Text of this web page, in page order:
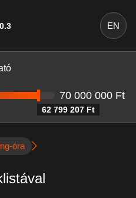
EN
62 799 207 Ft
70 000 000 Ft
óra